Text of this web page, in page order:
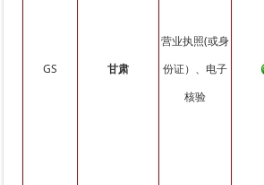
GS 甘肃
营业执照(或身
份证）、电子
核验